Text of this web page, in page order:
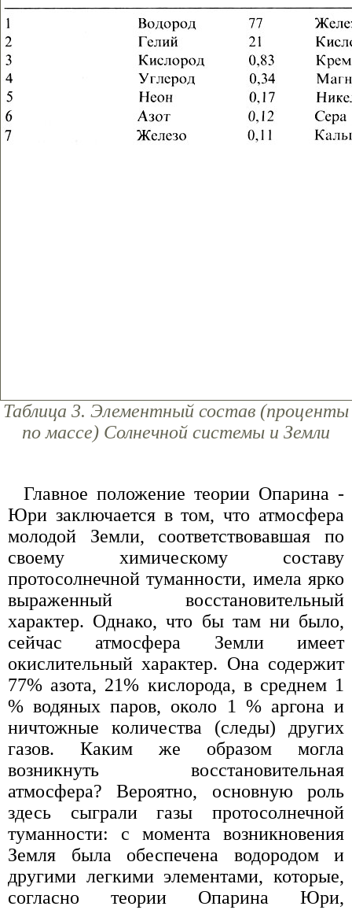
Таблица 3. Элементный состав (проценты
по массе) Солнечной системы и Земли
Главное положение теории Опарина -
Юри заключается в том, что атмосфера
молодой Земли, соответствовавшая по
своему химическому составу
протосолнечной туманности, имела ярко
выраженный восстановительный
характер. Однако, что бы там ни было,
сейчас атмосфера Земли имеет
окислительный характер. Она содержит
77% азота, 21% кислорода, в среднем 1
% водяных паров, около 1 % аргона и
ничтожные количества (следы) других
газов. Каким же образом могла
возникнуть восстановительная
атмосфера? Вероятно, основную роль
здесь сыграли газы протосолнечной
туманности: с момента возникновения
Земля была обеспечена водородом и
другими легкими элементами, которые,
согласно теории Опарина Юри,